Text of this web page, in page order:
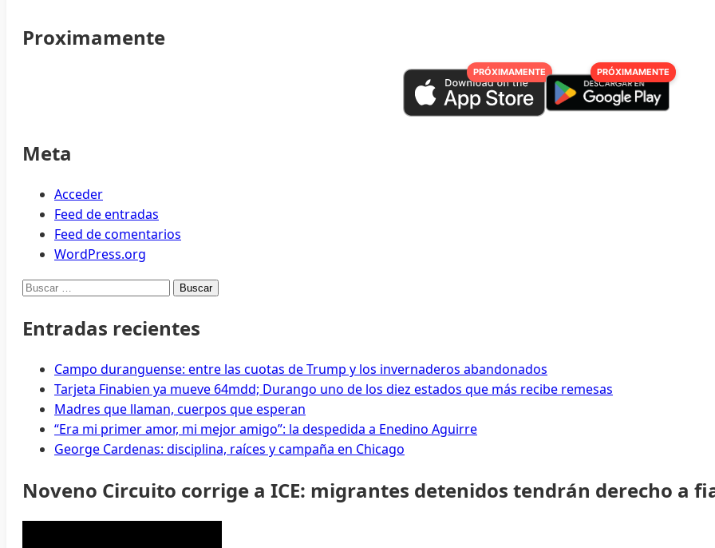
Proximamente
PRÓXIMAMENTE PRÓXIMAMENTE
Meta
Acceder
Feed de entradas
Feed de comentarios
WordPress.org
Buscar:
Entradas recientes
Campo duranguense: entre las cuotas de Trump y los invernaderos abandonados
Tarjeta Finabien ya mueve 64mdd; Durango uno de los diez estados que más recibe remesas
Madres que llaman, cuerpos que esperan
“Era mi primer amor, mi mejor amigo”: la despedida a Enedino Aguirre
George Cardenas: disciplina, raíces y campaña en Chicago
Noveno Circuito corrige a ICE: migrantes detenidos tendrán derecho a